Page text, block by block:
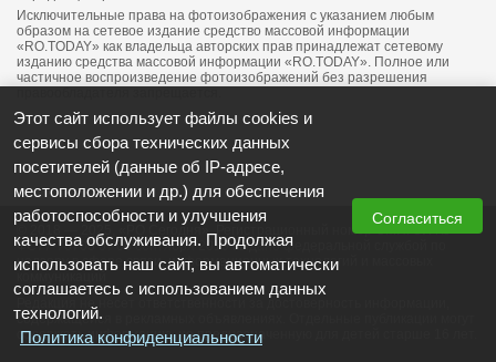
Исключительные права на фотоизображения с указанием любым
образом на сетевое издание средство массовой информации
«RO.TODAY» как владельца авторских прав принадлежат сетевому
изданию средства массовой информации «RO.TODAY». Полное или
частичное воспроизведение фотоизображений без разрешения
© 2018 — 2025, «РО Сегодня». Регистрационный номер СМИ: ЭЛ №
ФС77-76703 от 06 сентября 2019 выдано федеральной службой по
надзору в сфере связи, информационных технологий и массовых
Редакция не несет ответственности за достоверность информации,
содержащейся в рекламных объявлениях. Отдельные публикации могут
содержать информацию, не предназначенную для детей старше 16 лет.
Этот сайт использует файлы cookies и
сервисы сбора технических данных
посетителей (данные об IP-адресе,
местоположении и др.) для обеспечения
работоспособности и улучшения
качества обслуживания. Продолжая
использовать наш сайт, вы автоматически
соглашаетесь с использованием данных
технологий.
Согласиться
Политика конфиденциальности